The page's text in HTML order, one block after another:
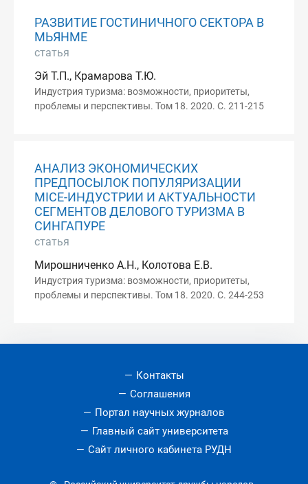
РАЗВИТИЕ ГОСТИНИЧНОГО СЕКТОРА В
МЬЯНМЕ
статья
Эй Т.П., Крамарова Т.Ю.
Индустрия туризма: возможности, приоритеты,
проблемы и перспективы. Том 18. 2020. С. 211-215
АНАЛИЗ ЭКОНОМИЧЕСКИХ
ПРЕДПОСЫЛОК ПОПУЛЯРИЗАЦИИ
MICE-ИНДУСТРИИ И АКТУАЛЬНОСТИ
СЕГМЕНТОВ ДЕЛОВОГО ТУРИЗМА В
СИНГАПУРЕ
статья
Мирошниченко А.Н., Колотова Е.В.
Индустрия туризма: возможности, приоритеты,
проблемы и перспективы. Том 18. 2020. С. 244-253
Контакты
Соглашения
Портал научных журналов
Главный сайт университета
Сайт личного кабинета РУДН